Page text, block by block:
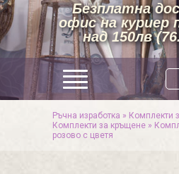
Безплатна
офис на куриер
над 150лв
Ръчна изработка » Комплекти
Комплекти за кръщене »
розово с цветя